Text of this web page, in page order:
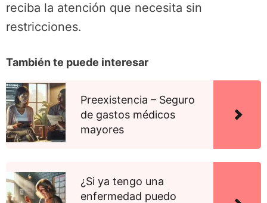
reciba la atención que necesita sin
restricciones.
También te puede interesar
Preexistencia – Seguro
de gastos médicos
mayores
¿Si ya tengo una
enfermedad puedo